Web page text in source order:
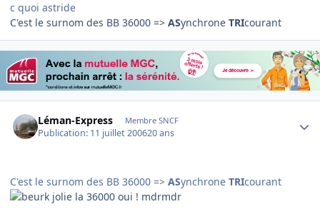
c quoi astride
C'est le surnom des BB 36000 => ASynchrone TRIcourant
Léman-Express Membre SNCF
Publication: 11 juillet 200620 ans
C'est le surnom des BB 36000 => ASynchrone TRIcourant
jolie la 36000 oui ! mdrmdr